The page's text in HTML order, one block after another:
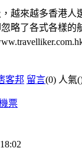
來越多香港人選
略了各式各樣的
客邦 留言(0) 人氣(
票
18:02